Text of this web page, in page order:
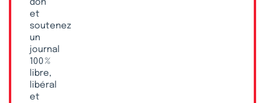
don
et
soutenez
un
journal
100 %
libre,
libéral
et